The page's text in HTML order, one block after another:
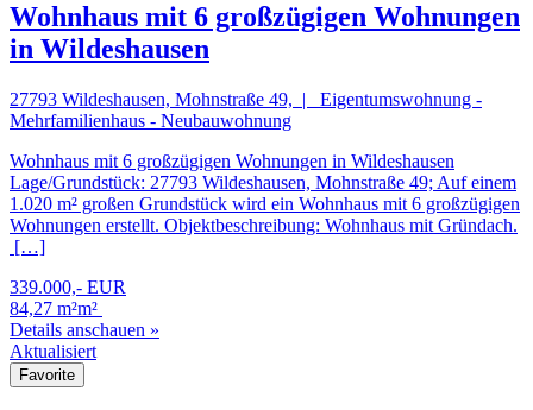
Wohnhaus mit 6 großzügigen Wohnungen
in Wildeshausen
27793 Wildeshausen, Mohnstraße 49, | Eigentumswohnung -
Mehrfamilienhaus - Neubauwohnung
Wohnhaus mit 6 großzügigen Wohnungen in Wildeshausen
Lage/Grundstück: 27793 Wildeshausen, Mohnstraße 49; Auf einem
1.020 m² großen Grundstück wird ein Wohnhaus mit 6 großzügigen
Wohnungen erstellt. Objektbeschreibung: Wohnhaus mit Gründach.
[…]
339.000,- EUR
84,27 m²m²
Details anschauen »
Aktualisiert
Favorite